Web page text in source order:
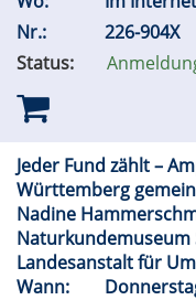
Nr.:
226-904X
Status:
Jeder Fund zählt –
Württemberg
Nadine
Landesanstalt für
Wann: